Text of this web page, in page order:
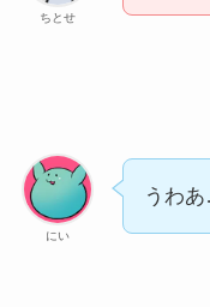
ちとせ
にい
うわあ